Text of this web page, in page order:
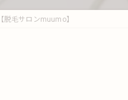
脱毛サロンmuumo】